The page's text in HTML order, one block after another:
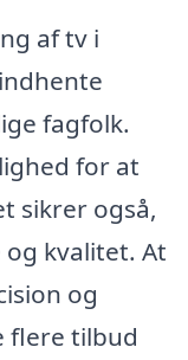
af tv i
fagfolk.
for at
sikrer også,
kvalitet. At
og
flere tilbud